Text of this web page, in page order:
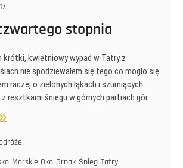
stopnia
krótki, kwietniowy wypad w Tatry z
nie spodziewałem się tego co mogło się
raczej o zielonych łąkach i szumiących
resztkami śniegu w górnych partiach gór.
W
Morskie Oko Ornak Śnieg Tatry